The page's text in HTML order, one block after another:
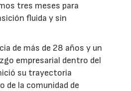
tres meses para
fluida y sin
de más de 28 años y un
empresarial dentro del
su trayectoria
de la comunidad de